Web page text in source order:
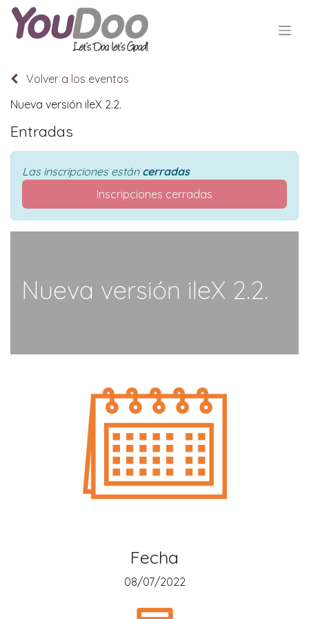
Volver a los eventos
Nueva versión ileX 2.2.
Entradas
Las inscripciones están cerradas
Inscripciones cerradas
Nueva versión ileX 2.2.
Fecha
08/07/2022